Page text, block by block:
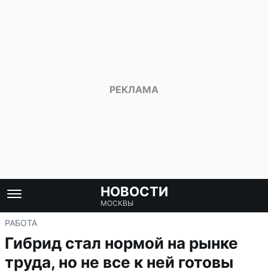
НОВОСТИ
МОСКВЫ
РАБОТА
Гибрид стал нормой на рынке
труда, но не все к ней готовы